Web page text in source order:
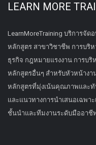
LEARN MORE
LearnMoreTraining บริการจั
หลักสูตร สาขาวิชาชีพ การบริ
ธุรกิจ กฎหมายแรงงาน การบ
หลักสูตรอื่นๆ สำหรับหัวหน้างา
หลักสูตรที่มุ่งเน้นคุณภาพและทั
และแนวทางการนำเสนอเฉพา
ชั้นนำและทีมงานระดับมืออาชี